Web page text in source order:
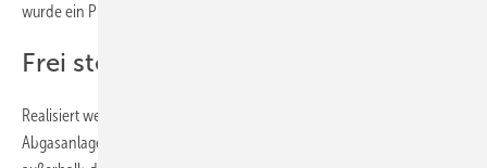
wurde ein Pufferspeicher mit 10 000 l Fassungsvermögen installiert.
Frei stehende Abgasanlage
Realisiert werden konnte das Ganze dank der frei stehenden
Abgasanlage nach DIN EN 1993-3, die die Abgase der Wärmeerzeuger